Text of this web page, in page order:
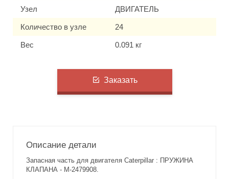
Узел ДВИГАТЕЛЬ
Количество в узле 24
Вес 0.091 кг
Заказать
Описание детали
Запасная часть для двигателя Caterpillar : ПРУЖИНА
КЛАПАНА - M-2479908.